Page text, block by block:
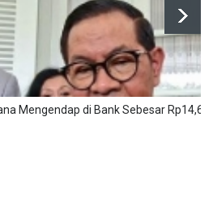
Mengendap di Bank Sebesar Rp14,6